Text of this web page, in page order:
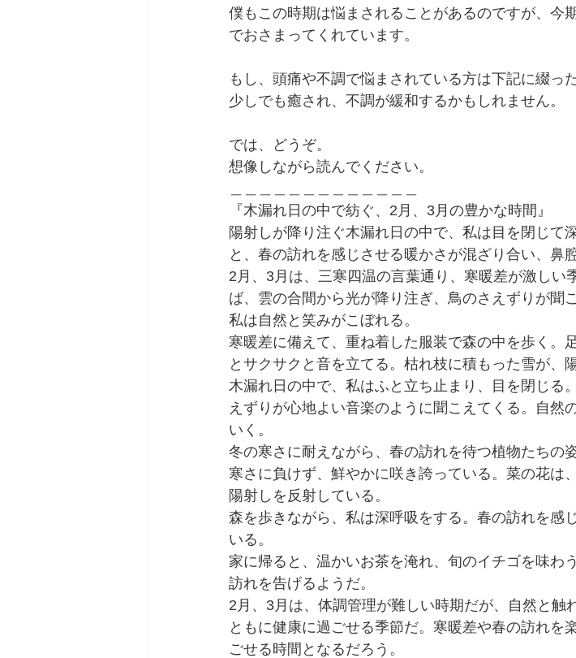
僕もこの時期は悩まされることがあるのですが、今
でおさまってくれています。
もし、頭痛や不調で悩まされている方は下記に綴っ
少しでも癒され、不調が緩和するかもしれません。
では、どうぞ。
想像しながら読んでください。
『木漏れ日の中で紡ぐ、2月、3月の豊かな時間』
陽射しが降り注ぐ木漏れ日の中で、私は目を閉じて
と、春の訪れを感じさせる暖かさが混ざり合い、鼻
2月、3月は、三寒四温の言葉通り、寒暖差が激しい
ば、雲の合間から光が降り注ぎ、鳥のさえずりが聞
私は自然と笑みがこぼれる。
寒暖差に備えて、重ね着した服装で森の中を歩く。
とサクサクと音を立てる。枯れ枝に積もった雪が、
木漏れ日の中で、私はふと立ち止まり、目を閉じる
えずりが心地よい音楽のように聞こえてくる。自然
いく。
冬の寒さに耐えながら、春の訪れを待つ植物たちの
寒さに負けず、鮮やかに咲き誇っている。菜の花は
陽射しを反射している。
森を歩きながら、私は深呼吸をする。春の訪れを感
いる。
家に帰ると、温かいお茶を淹れ、旬のイチゴを味わ
訪れを告げるようだ。
2月、3月は、体調管理が難しい時期だが、自然と触
ともに健康に過ごせる季節だ。寒暖差や春の訪れを
ごせる時間となるだろう。